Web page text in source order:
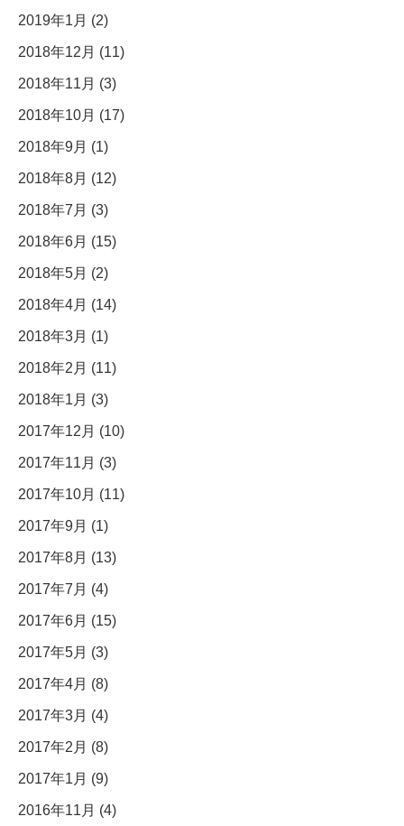
2019年1月 (2)
2018年12月 (11)
2018年11月 (3)
2018年10月 (17)
2018年9月 (1)
2018年8月 (12)
2018年7月 (3)
2018年6月 (15)
2018年5月 (2)
2018年4月 (14)
2018年3月 (1)
2018年2月 (11)
2018年1月 (3)
2017年12月 (10)
2017年11月 (3)
2017年10月 (11)
2017年9月 (1)
2017年8月 (13)
2017年7月 (4)
2017年6月 (15)
2017年5月 (3)
2017年4月 (8)
2017年3月 (4)
2017年2月 (8)
2017年1月 (9)
2016年11月 (4)